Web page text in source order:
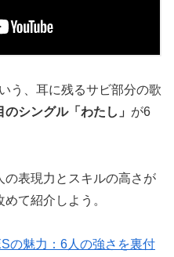
う、耳に残るサビ部分の歌
シングル「わたし」 が6
表現力とスキルの高さが
て紹介しよう。
の魅力：6人の強さを裏付